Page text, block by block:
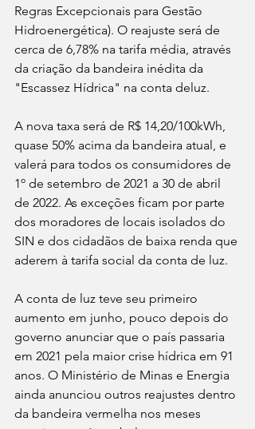
Regras Excepcionais para Gestão
Hidroenergética). O reajuste será de
cerca de 6,78% na tarifa média, através
da criação da bandeira inédita da
"Escassez Hídrica" na conta deluz.
A nova taxa será de R$ 14,20/100kWh,
quase 50% acima da bandeira atual, e
valerá para todos os consumidores de
1º de setembro de 2021 a 30 de abril
de 2022. As exceções ficam por parte
dos moradores de locais isolados do
SIN e dos cidadãos de baixa renda que
aderem à tarifa social da conta de luz.
A conta de luz teve seu primeiro
aumento em junho, pouco depois do
governo anunciar que o país passaria
em 2021 pela maior crise hídrica em 91
anos. O Ministério de Minas e Energia
ainda anunciou outros reajustes dentro
da bandeira vermelha nos meses